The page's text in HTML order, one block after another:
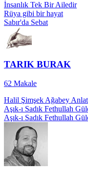
İnsanlık Tek Bir Ailedir
Rüya gibi bir hayat
Sabır'da Sebat
TARIK BURAK
62 Makale
Halil Şimşek Ağabey
Aşık-ı Sadık Fethullah
Aşık-ı Sadık Fethullah